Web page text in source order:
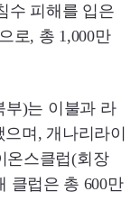
수 피해를 입은
로, 총 1,000만
부)는 이불과 라
으며, 개나리라이
온스클럽(회장
클럽은 총 600만